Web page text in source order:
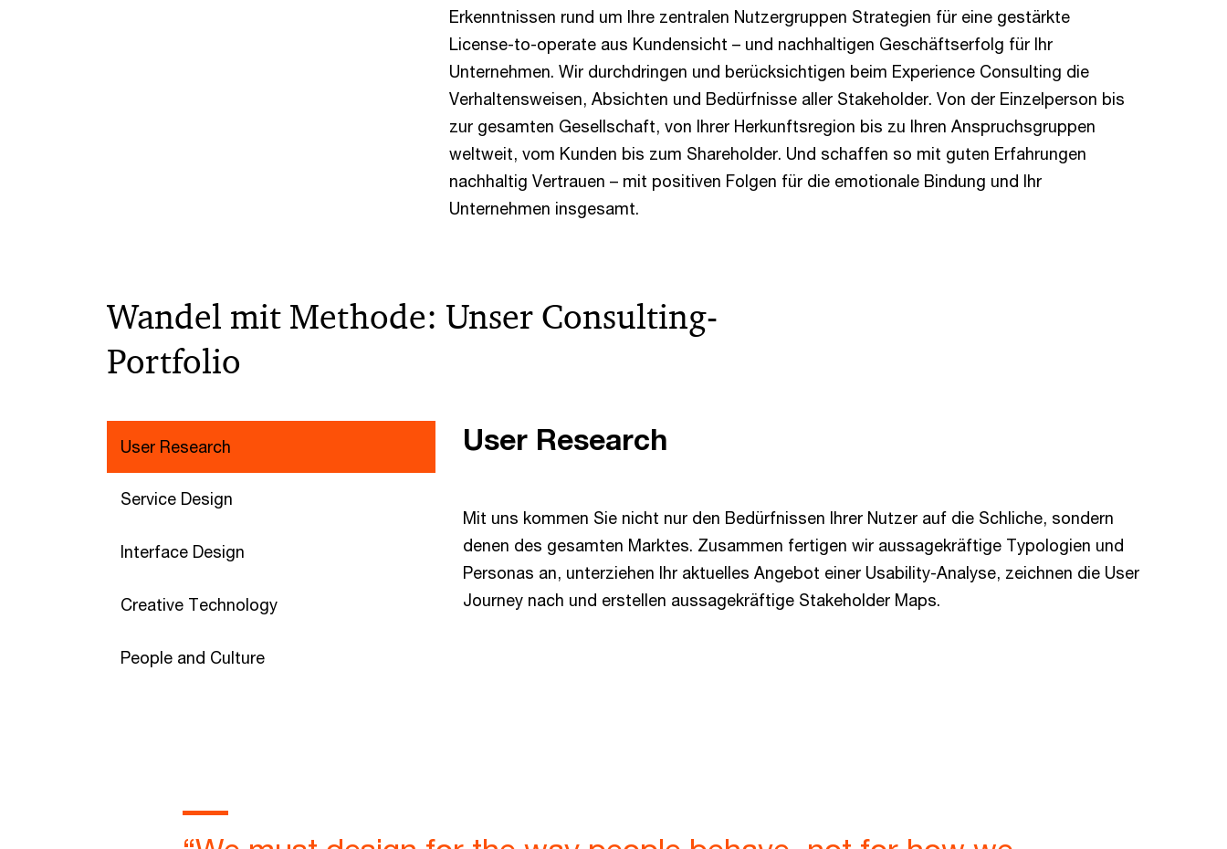
Erkenntnissen rund um Ihre zentralen Nutzergruppen Strategien für eine gestärkte
License-to-operate aus Kundensicht – und nachhaltigen Geschäftserfolg für Ihr
Unternehmen. Wir durchdringen und berücksichtigen beim Experience Consulting die
Verhaltensweisen, Absichten und Bedürfnisse aller Stakeholder. Von der Einzelperson bis
zur gesamten Gesellschaft, von Ihrer Herkunftsregion bis zu Ihren Anspruchsgruppen
weltweit, vom Kunden bis zum Shareholder. Und schaffen so mit guten Erfahrungen
nachhaltig Vertrauen – mit positiven Folgen für die emotionale Bindung und Ihr
Unternehmen insgesamt.
Wandel mit Methode: Unser Consulting-
Portfolio
User Research
Service Design
Interface Design
Creative Technology
People and Culture
User Research
Mit uns kommen Sie nicht nur den Bedürfnissen Ihrer Nutzer auf die Schliche, sondern
denen des gesamten Marktes. Zusammen fertigen wir aussagekräftige Typologien und
Personas an, unterziehen Ihr aktuelles Angebot einer Usability-Analyse, zeichnen die User
Journey nach und erstellen aussagekräftige Stakeholder Maps.